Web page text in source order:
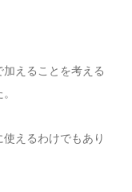
えることを考える
えるわけでもあり